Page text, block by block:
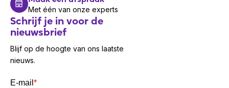
Met één van onze experts
Schrijf je in voor de
nieuwsbrief
Blijf op de hoogte van ons laatste
nieuws.